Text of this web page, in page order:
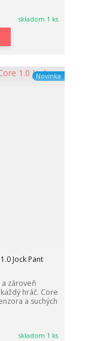
skladom 1 ks
Novinka
Jock Pant
zároveň
hráč. Core
a suchých
skladom 1 ks